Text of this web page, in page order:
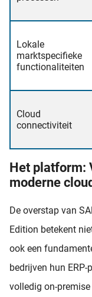
Lokale
marktspecifieke
functionaliteiten
Cloud
connectiviteit
Het platform:
moderne
De overstap van
Edition betekent
ook een
bedrijven hun ERP-
volledig on-